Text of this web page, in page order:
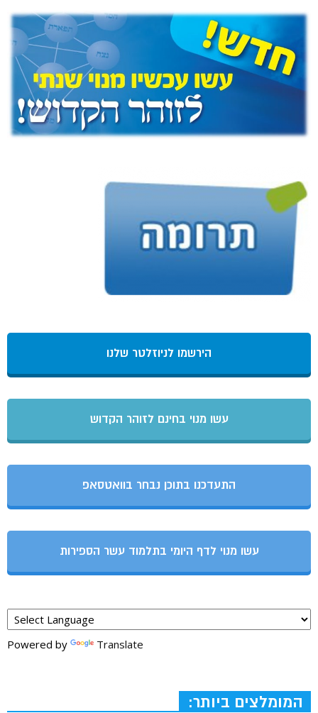
הירשמו לניוזלטר שלנו
עשו מנוי בחינם לזוהר הקדוש
התעדכנו בתוכן נבחר בוואטסאפ
עשו מנוי לדף היומי בתלמוד עשר הספירות
Powered by Translate
המומלצים ביותר: